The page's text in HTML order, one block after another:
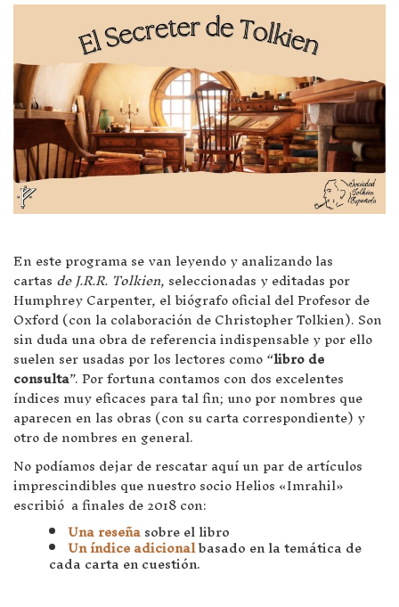
En este programa se van leyendo y analizando las
cartasde J.R.R. Tolkien, seleccionadas y editadas por
Humphrey Carpenter, el biógrafo oficial del Profesor de
Oxford (con la colaboración de Christopher Tolkien). Son
sin duda una obra de referencia indispensable y por ello
suelen ser usadas por los lectores como “libro de
consulta”. Por fortuna contamos con dos excelentes
índices muy eficaces para tal fin; uno por nombres que
aparecen en las obras (con su carta correspondiente) y
otro de nombres en general.
No podíamos dejar de rescatar aquí un par de artículos
imprescindibles que nuestro socio Helios «Imrahil»
escribió a finales de 2018 con:
Una reseñasobre el libro
Un índice adicionalbasado en la temática de
cada carta en cuestión.